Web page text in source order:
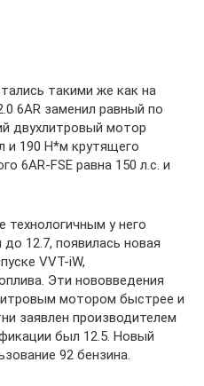
такими же как на
6AR заменил равный по
двухлитровый мотор
и 190 Н*м крутящего
6AR-FSE равна 150 л.с. и
технологичным у него
12.7, появилась новая
VVT-iW,
Эти нововведения
мотором быстрее и
заявлен производителем
был 12.5. Новый
92 бензина.